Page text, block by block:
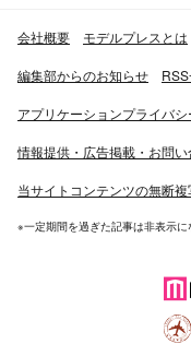
会社概要 モデルプレスとは
編集部からのお知らせ
アプリケーションプライバ
情報提供・広告掲載・お問
当サイトコンテンツの無断
※一定期間を過ぎた記事は非表示